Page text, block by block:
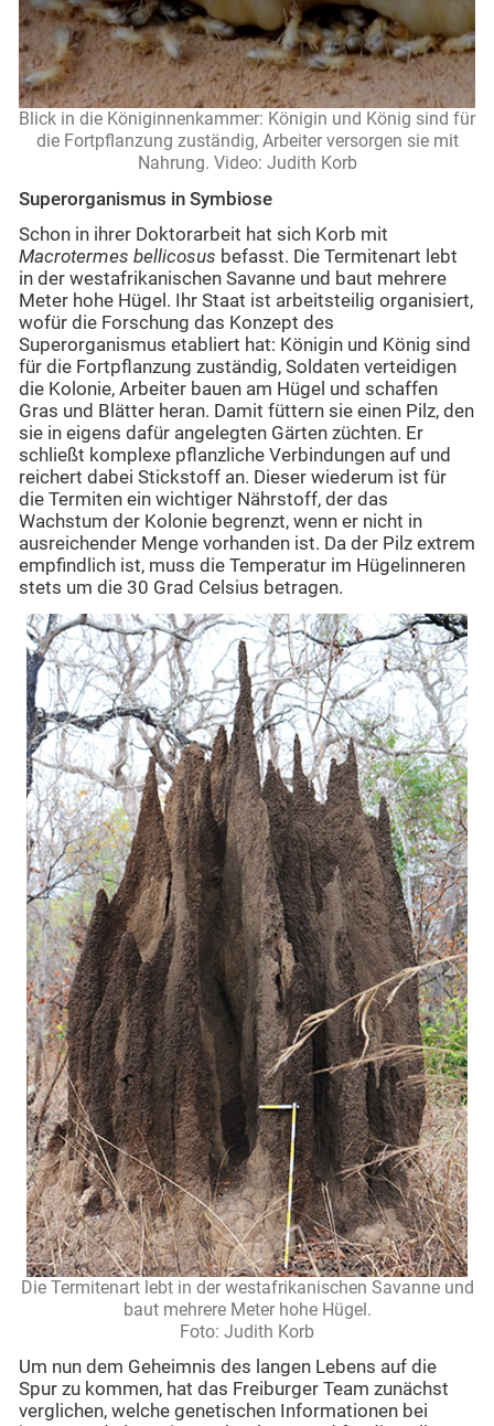
Blick in die Königinnenkammer: Königin und König sind für
die Fortpflanzung zuständig, Arbeiter versorgen sie mit
Nahrung. Video: Judith Korb
Superorganismus in Symbiose
Schon in ihrer Doktorarbeit hat sich Korb mit
Macrotermes bellicosus befasst. Die Termitenart lebt
in der westafrikanischen Savanne und baut mehrere
Meter hohe Hügel. Ihr Staat ist arbeitsteilig organisiert,
wofür die Forschung das Konzept des
Superorganismus etabliert hat: Königin und König sind
für die Fortpflanzung zuständig, Soldaten verteidigen
die Kolonie, Arbeiter bauen am Hügel und schaffen
Gras und Blätter heran. Damit füttern sie einen Pilz, den
sie in eigens dafür angelegten Gärten züchten. Er
schließt komplexe pflanzliche Verbindungen auf und
reichert dabei Stickstoff an. Dieser wiederum ist für
die Termiten ein wichtiger Nährstoff, der das
Wachstum der Kolonie begrenzt, wenn er nicht in
ausreichender Menge vorhanden ist. Da der Pilz extrem
empfindlich ist, muss die Temperatur im Hügelinneren
stets um die 30 Grad Celsius betragen.
Die Termitenart lebt in der westafrikanischen Savanne und
baut mehrere Meter hohe Hügel.
Foto: Judith Korb
Um nun dem Geheimnis des langen Lebens auf die
Spur zu kommen, hat das Freiburger Team zunächst
verglichen, welche genetischen Informationen bei